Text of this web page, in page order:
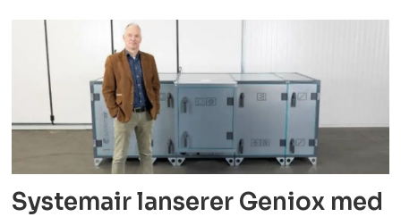
Systemair lanserer Geniox med